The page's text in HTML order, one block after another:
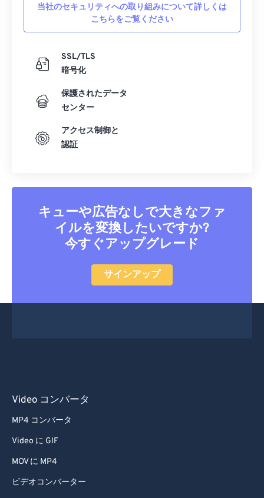
当社のセキュリティへの取り組みについて詳しくは
こちらをご覧ください
SSL/TLS
暗号化
保護されたデータ
センター
アクセス制御と
認証
キューや広告なしで大きなファ
イルを変換したいですか?
今すぐアップグレード
サインアップ
Video コンバータ
MP4 コンバータ
Video に GIF
MOV に MP4
ビデオコンバーター